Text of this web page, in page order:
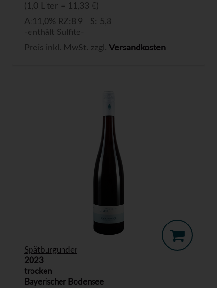
(1,0 Liter = 11,33 €)
A:11,0% RZ:8,9 S: 5,8
-enthält Sulfite-
Preis inkl. MwSt. zzgl. Versandkosten
Spätburgunder
2023
trocken
Bayerischer Bodensee